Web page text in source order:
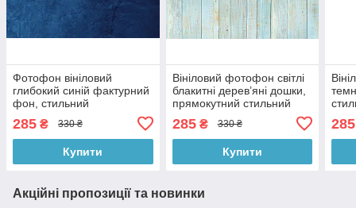
Фотофон вініловий
глибокий синій фактурний
фон, стильний
для зйомки 90×60 см,
№56195
285 ₴ 330 ₴
Купити
Вініловий фотофон світлі
блакитні дерев’яні дошки,
прямокутний стильний
фон для зйомки 90×60 см,
№56579
285₴ 330 ₴
Купити
285
Акційні пропозиції та новинки